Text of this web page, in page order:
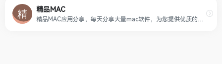
精品MAC